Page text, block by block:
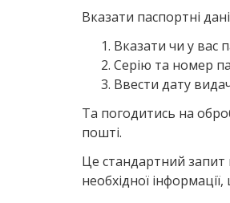
Вказати паспортні
Вказати чи у вас
Серію та номер
Ввести дату
Та погодитись на
пошті.
Це стандартний запит
необхідної